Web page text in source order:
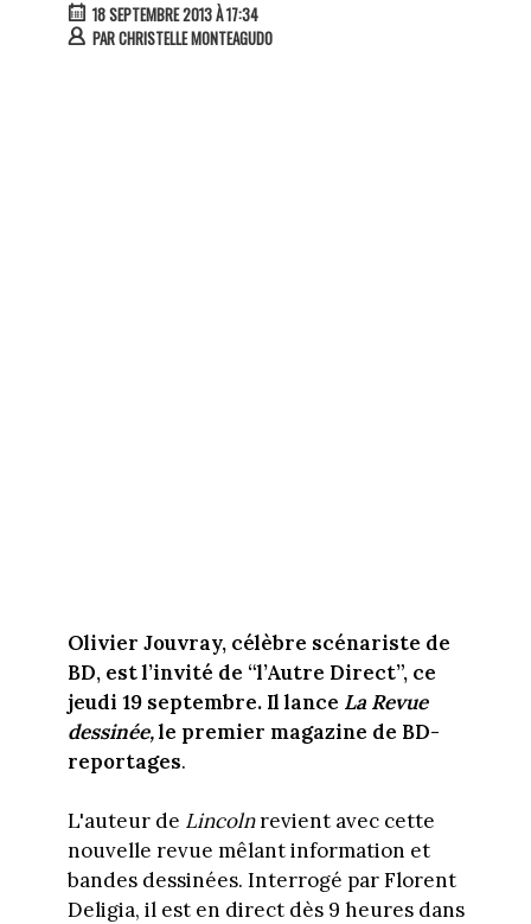
18 SEPTEMBRE 2013 À 17:34
PARCHRISTELLE MONTEAGUDO
Olivier Jouvray, célèbre scénariste de
BD, est l’invité de “l’Autre Direct”, ce
jeudi 19 septembre. Il lance La Revue
dessinée,le premier magazine de BD-
reportages.
L'auteur de Lincolnrevient avec cette
nouvelle revue mêlant information et
bandes dessinées. Interrogé par Florent
Deligia, il est en direct dès 9 heures dans